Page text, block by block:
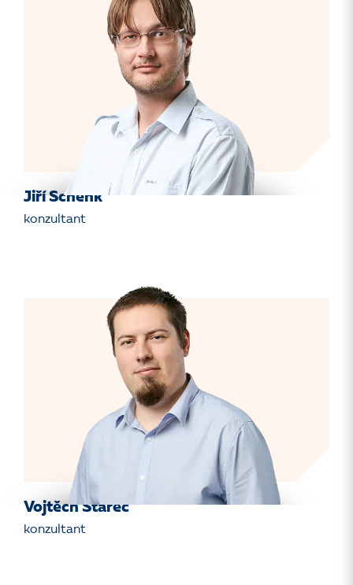
Jiří Schenk
konzultant
Vojtěch Starec
konzultant